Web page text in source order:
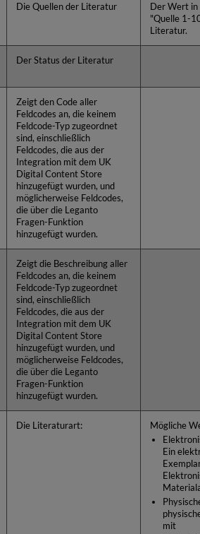
Die Quellen der Literatur
Der Wert in
"Quelle 1-
Literatur.
Der Status der Literatur
Zeigt den Code aller
Feldcodes an, die keinem
Feldcode-Typ zugeordnet
sind, einschließlich
Feldcodes, die aus der
Integration mit dem UK
Digital Content Store
hinzugefügt wurden, und
möglicherweise Feldcodes,
die über die Leganto
Fragen-Funktion
hinzugefügt wurden.
Zeigt die Beschreibung aller
Feldcodes an, die keinem
Feldcode-Typ zugeordnet
sind, einschließlich
Feldcodes, die aus der
Integration mit dem UK
Digital Content Store
hinzugefügt wurden, und
möglicherweise Feldcodes,
die über die Leganto
Fragen-Funktion
hinzugefügt wurden.
Die Literaturart:
Mögliche
Ein
mit